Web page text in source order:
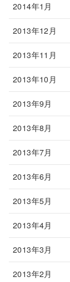
2014年1月
2013年12月
2013年11月
2013年10月
2013年9月
2013年8月
2013年7月
2013年6月
2013年5月
2013年4月
2013年3月
2013年2月